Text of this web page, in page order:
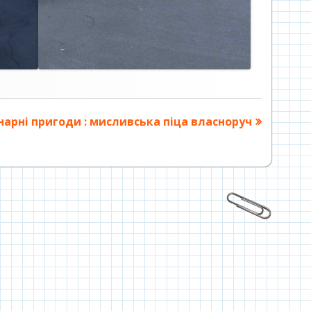
пригоди : мисливська піца власноруч